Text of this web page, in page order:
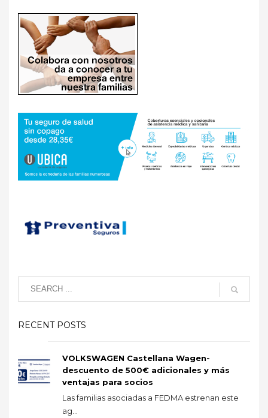
RECENT POSTS
VOLKSWAGEN Castellana Wagen-
descuento de 500€ adicionales y más
ventajas para socios
Las familias asociadas a FEDMA estrenan este
ag...